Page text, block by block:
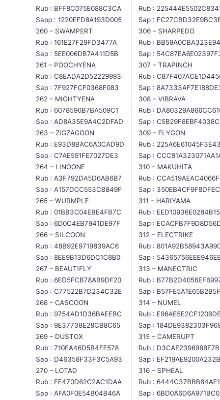
Rub : BFF8C075E088C3CA
Sapp : 1220EFD8A193D005
260 – SWAMPERT
Rub : 161E27F29FD3477A
Sap : 5EE006DB7A411D5B
261 – POOCHYENA
Rub : C8EADA2D52229993
Sap : 7F927FCF0368F083
262 – MIGHTYENA
Rub : 6078590B7BA509C1
Sap : AD8A35E9A4C2DFAD
263 – ZIGZAGOON
Rub : E93D8BAC6A0CAD9D
Sap : C7AE591FE7027DE3
264 – LINOONE
Rub : A3F792DA5D6AB6B7
Sap : A157DCC553CB849F
265 – WURMPLE
Rub : 01BB3C04EBE4FB7C
Sap : 6D0C4EB7941DE97F
266 – SILCOON
Rub : 48B92E9719839AC6
Sap : 8EE9B13D6DC1C8B0
267 – BEAUTIFLY
Rub : 6ED5FCB78AB9DF20
Sap : C77522B7D234C32E
268 – CASCOON
Rub : 9754AD1D36BAEEBC
Sap : 9E37738E28CB8C65
269 – DUSTOX
Rub : 710EA46D5B4FE578
Sap : D46358F33F3C5A93
270 – LOTAD
Rub : FF470D62C2AC1DAA
Sap : AFA0F0E54B04B46A
Rub :
Sap :
306 – SHARPEDO
Rub :
Sap :
307 – TRAPINCH
Rub :
Sap :
308 – VIBRAVA
Rub :
Sap :
309 – FLYGON
Rub :
Sap :
310 – MAKUHITA
Rub :
Sap :
311 – HARIYAMA
Rub : EED10936E0284B15
Sap :
312 – ELECTRIKE
Rub :
Sap :
313 – MANECTRIC
Rub :
Sap : B57FE5A1E65B2B5F
314 – NUMEL
Rub :
Sap :
315 – CAMERUPT
Rub :
Sap : EF219AE9200A232B
316 – SPHEAL
Rub :
Sap :